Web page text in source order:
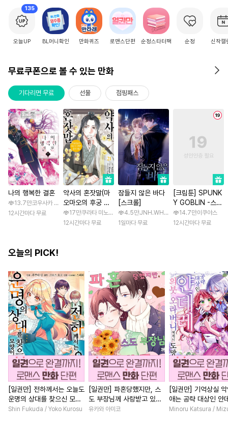
135
오늘UP BL머니확인 만화퀴즈 로맨스단편 순정스타터팩 순정 신작캘
무료쿠폰으로 볼 수 있는 만화
기다리면 무료 선물 점핑패스
나의 행복한 결혼
13.7만코우사카 리토 / 아기토기 아쿠미
12시간마다 무료
약사의 혼잣말(마
오마오의 후궁 수
수께끼 풀이수첩)
17만쿠라타 미노지 / 휴우가 나츠
12시간마다 무료
잠들지 않은 바다
[스크롤]
4.5만JNH.WH Studio / Lasso
1일마다 무료
[크림툰] SPUNK
Y GOBLIN -스펑
키 고블린- [스크
롤]
14.7만이쿠야스
12시간마다 무료
오늘의 PICK!
[일권만] 전하께서는 오늘도
운명의 상대를 찾으신 모양
이네요 (웃음) [단행본]
Shin Fukuda / Yoko Kurosu
[일권만] 파혼당했지만, 스
도 부장님께 사랑받고 있습
니다 [단행본]
유카와 아미코
[일권만] 기억상실
애는 공략 대상인 얀
붓 오라버니에게서
Minoru Katsura /